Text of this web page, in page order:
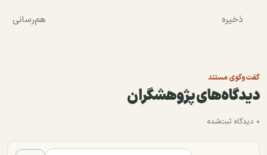
ذخیره
هم‌رسانی
گفت‌وگوی مستند
دیدگاه‌های پژوهشگران
۰ دیدگاه ثبت‌شده